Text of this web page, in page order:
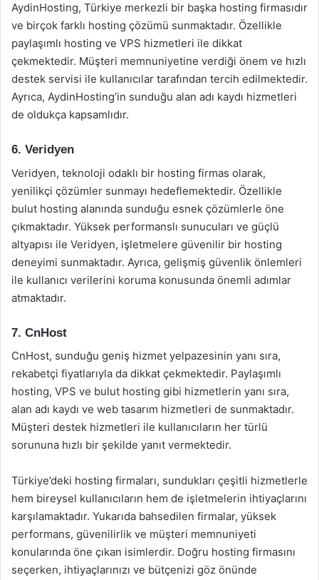
AydinHosting, Türkiye merkezli bir başka hosting firmasıdır
ve birçok farklı hosting çözümü sunmaktadır. Özellikle
paylaşımlı hosting ve VPS hizmetleri ile dikkat
çekmektedir. Müşteri memnuniyetine verdiği önem ve hızlı
destek servisi ile kullanıcılar tarafından tercih edilmektedir.
Ayrıca, AydinHosting’in sunduğu alan adı kaydı hizmetleri
de oldukça kapsamlıdır.
6. Veridyen
Veridyen, teknoloji odaklı bir hosting firmas olarak,
yenilikçi çözümler sunmayı hedeflemektedir. Özellikle
bulut hosting alanında sunduğu esnek çözümlerle öne
çıkmaktadır. Yüksek performanslı sunucuları ve güçlü
altyapısı ile Veridyen, işletmelere güvenilir bir hosting
deneyimi sunmaktadır. Ayrıca, gelişmiş güvenlik önlemleri
ile kullanıcı verilerini koruma konusunda önemli adımlar
atmaktadır.
7. CnHost
CnHost, sunduğu geniş hizmet yelpazesinin yanı sıra,
rekabetçi fiyatlarıyla da dikkat çekmektedir. Paylaşımlı
hosting, VPS ve bulut hosting gibi hizmetlerin yanı sıra,
alan adı kaydı ve web tasarım hizmetleri de sunmaktadır.
Müşteri destek hizmetleri ile kullanıcıların her türlü
sorununa hızlı bir şekilde yanıt vermektedir.
Türkiye’deki hosting firmaları, sundukları çeşitli hizmetlerle
hem bireysel kullanıcıların hem de işletmelerin ihtiyaçlarını
karşılamaktadır. Yukarıda bahsedilen firmalar, yüksek
performans, güvenilirlik ve müşteri memnuniyeti
konularında öne çıkan isimlerdir. Doğru hosting firmasını
seçerken, ihtiyaçlarınızı ve bütçenizi göz önünde